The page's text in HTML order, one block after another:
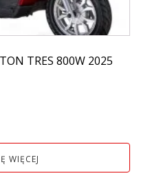
TRES 800W 2025
WIĘCEJ